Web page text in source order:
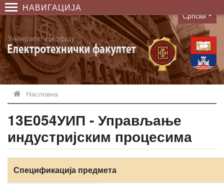
НАВИГАЦИЈА
Language
Српски
Насловна
13Е054УИП - Управљање
индустријским процесима
Спецификација предмета